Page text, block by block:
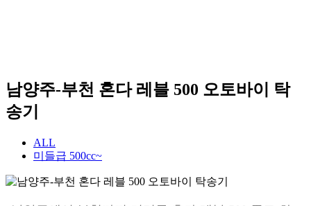
남양주-부천 혼다 레블 500 오토바이 탁
송기
ALL
미들급 500cc~